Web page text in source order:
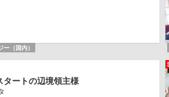
ー（国内）
タートの辺境領主様